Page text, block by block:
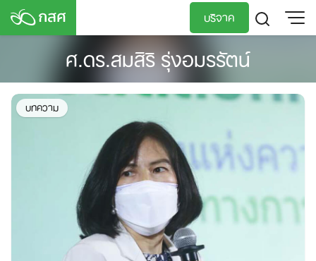
Skip
บริจาค
TH
ศ.ดร.สมสิริ รุ่งอมรรัตน์
บทความ